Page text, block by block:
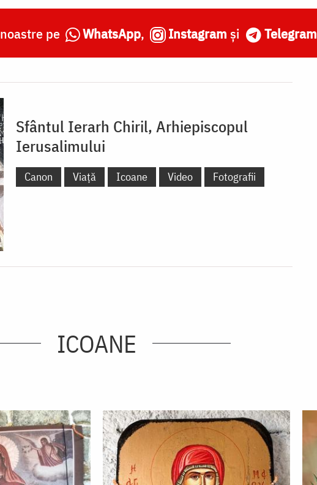
pe WhatsApp, Instagram și Telegram
Sfântul Ierarh Chiril, Arhiepiscopul
Ierusalimului
Canon Viață Icoane Video Fotografii
ICOANE